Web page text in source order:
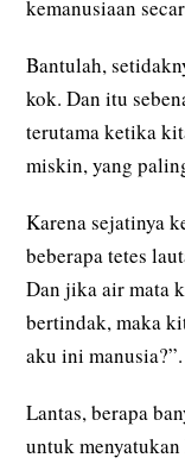
kemanusiaan
Bantulah,
kok. Dan itu
terutama ketika
miskin, yang
Karena sejatinya
beberapa tetes
Dan jika air mata
bertindak, maka
aku ini manusia?”.
Lantas, berapa
untuk